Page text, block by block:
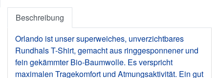
Beschreibung
Orlando ist unser superweiches, unverzichtbares
Rundhals T-Shirt, gemacht aus ringgesponnener und
fein gekämmter Bio-Baumwolle. Es verspricht
maximalen Tragekomfort und Atmungsaktivität. Ein gut